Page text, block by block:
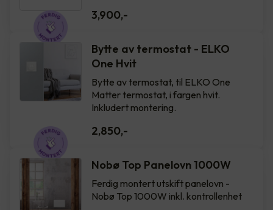
3,900,-
Bytte av termostat - ELKO
One Hvit
Bytte av termostat, til ELKO One
Matter termostat, i fargen hvit.
Inkludert montering.
2,850,-
Nobø Top Panelovn 1000W
Ferdig montert utskift panelovn -
Nobø Top 1000W inkl. kontrollenhet